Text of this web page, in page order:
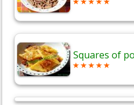
Squares of